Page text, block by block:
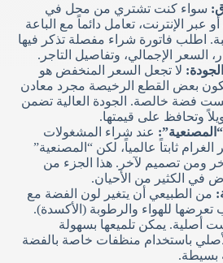
سواء كنت تشتري من محل في
عبر الإنترنت، تعامل دائماً مع الباعة
اطلب فاتورة شراء مفصلة تذكر فيها
السعر الإجمالي، وتفاصيل التاجر.
لا تجعل السعر المنخفض هو
بعض القطع الرخيصة مجرد معادن
فضة خالصة. الجودة العالية تضمن
وتحافظ على قيمتها.
عند شراء المشغولات
ثابتاً عالمياً، لكن “المصنعية”
ومن تصميم لآخر. هذا الجزء من
في الكثير من الأحيان.
من الطبيعي أن يتغير لون الفضة مع
للهواء والرطوبة (الأكسدة).
أصلية. يمكن تلميعها بسهولة
باستخدام منظفات خاصة بالفضة
بسيطة.